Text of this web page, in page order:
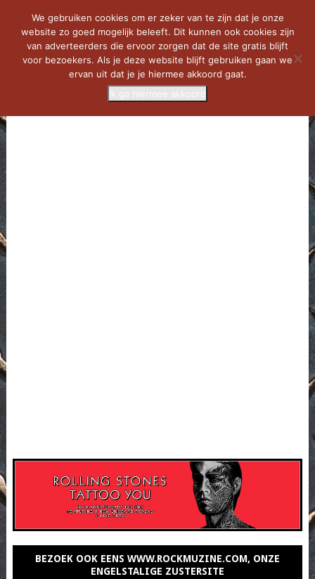
BEZOEK OOK EENS WWW.ROCKMUZINE.COM, ONZE
ENGELSTALIGE ZUSTERSITE
We gebruiken cookies om er zeker van te zijn dat je onze
website zo goed mogelijk beleeft. Dit kunnen ook cookies zijn
van adverteerders die ervoor zorgen dat de site gratis blijft
voor bezoekers. Als je deze website blijft gebruiken gaan we
ervan uit dat je je hiermee akkoord gaat.
Ik ga hiermee akkoord